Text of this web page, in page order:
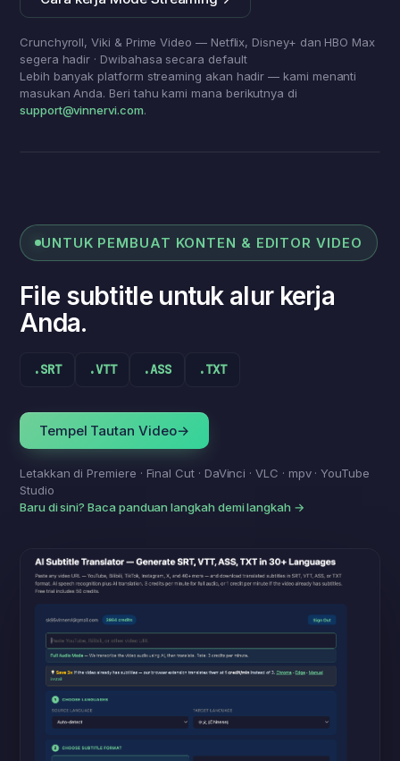
Crunchyroll, Viki & Prime Video — Netflix, Disney+ dan HBO Max
segera hadir · Dwibahasa secara default
Lebih banyak platform streaming akan hadir — kami menanti
masukan Anda. Beri tahu kami mana berikutnya di
support@vinnervi.com.
あきらめないで、最後まで。
UNTUK PEMBUAT KONTEN & EDITOR VIDEO
File subtitle untuk alur kerja
Anda.
.SRT .VTT .ASS .TXT
Tempel Tautan Video→
Letakkan di Premiere · Final Cut · DaVinci · VLC · mpv · YouTube
Studio
Baru di sini? Baca panduan langkah demi langkah →